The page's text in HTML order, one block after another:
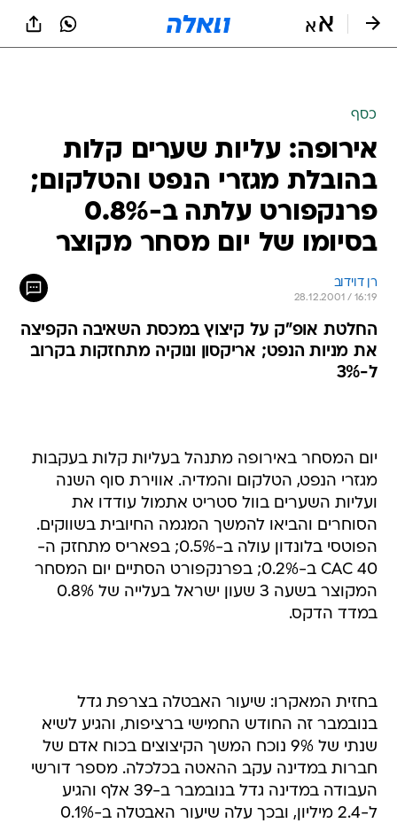
כסף
אירופה: עליות שערים קלות
בהובלת מגזרי הנפט והטלקום;
פרנקפורט עלתה ב-0.8%
בסיומו של יום מסחר מקוצר
רן דוידוב
28.12.2001 / 16:19
החלטת אופ"ק על קיצוץ במכסת השאיבה הקפיצה
את מניות הנפט; אריקסון ונוקיה מתחזקות בקרוב
ל-3%
יום המסחר באירופה מתנהל בעליות קלות בעקבות
מגזרי הנפט, הטלקום והמדיה. אווירת סוף השנה
ועליות השערים בוול סטריט אתמול עודדו את
הסוחרים והביאו להמשך המגמה החיובית בשווקים.
הפוטסי בלונדון עולה ב-0.5%; בפאריס מתחזק ה-
CAC 40 ב-0.2%; בפרנקפורט הסתיים יום המסחר
המקוצר בשעה 3 שעון ישראל בעלייה של 0.8%
במדד הדקס.
בחזית המאקרו: שיעור האבטלה בצרפת גדל
בנובמבר זה החודש החמישי ברציפות, והגיע לשיא
שנתי של 9% נוכח המשך הקיצוצים בכוח אדם של
חברות במדינה עקב ההאטה בכלכלה. מספר דורשי
העבודה במדינה גדל בנובמבר ב-39 אלף והגיע
ל-2.4 מיליון, ובכך עלה שיעור האבטלה ב-0.1%